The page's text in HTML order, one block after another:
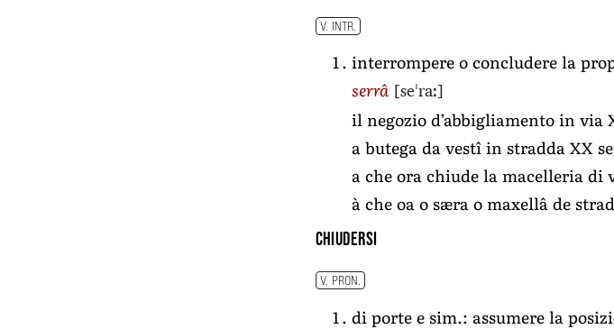
V. INTR.
interrompere o concludere la
serrâ [seˈraː]
il negozio d’abbigliamento in via
a butega da vestî in stradda XX
a che ora chiude la macelleria di
à che oa o særa o maxellâ de
chiudersi
V. PRON.
di porte e sim.: assumere la